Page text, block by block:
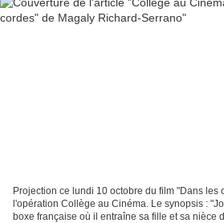
Projection ce lundi 10 octobre du film "Dans les
l'opération Collège au Cinéma. Le synopsis :
boxe française où il entraîne sa fille et sa nièce